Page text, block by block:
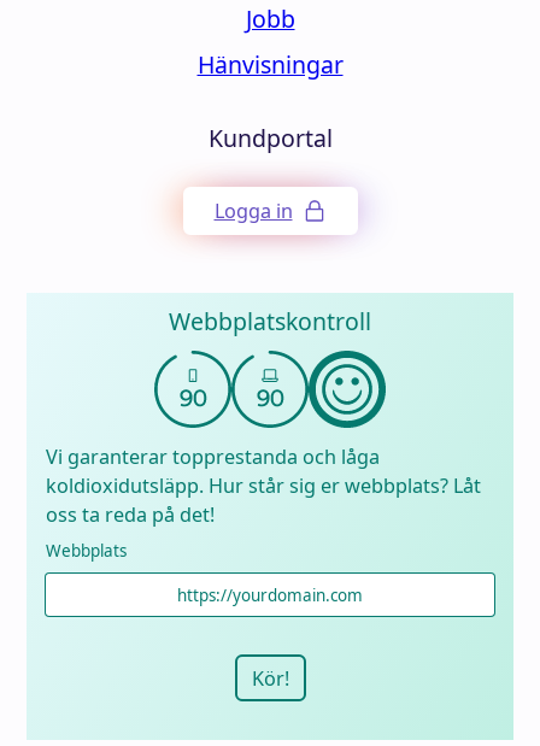
Jobb
Hänvisningar
Kundportal
Logga in
Webbplatskontroll
Vi garanterar topprestanda och låga
koldioxidutsläpp. Hur står sig er webbplats? Låt
oss ta reda på det!
Webbplats